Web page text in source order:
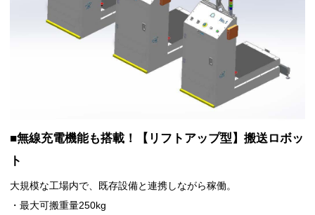
■無線充電機能も搭載！【リフトアップ型】搬送ロボッ
ト
大規模な工場内で、既存設備と連携しながら稼働。
・最大可搬重量250kg